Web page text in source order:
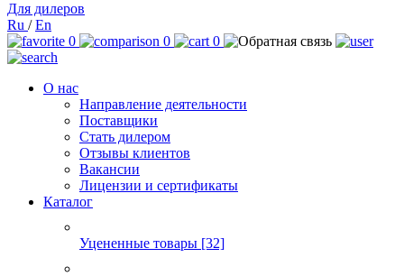
Для дилеров
Ru /En
0
0 0
О нас
Направление деятельности
Поставщики
Стать дилером
Отзывы клиентов
Вакансии
Лицензии и сертификаты
Каталог
Уцененные товары [32]